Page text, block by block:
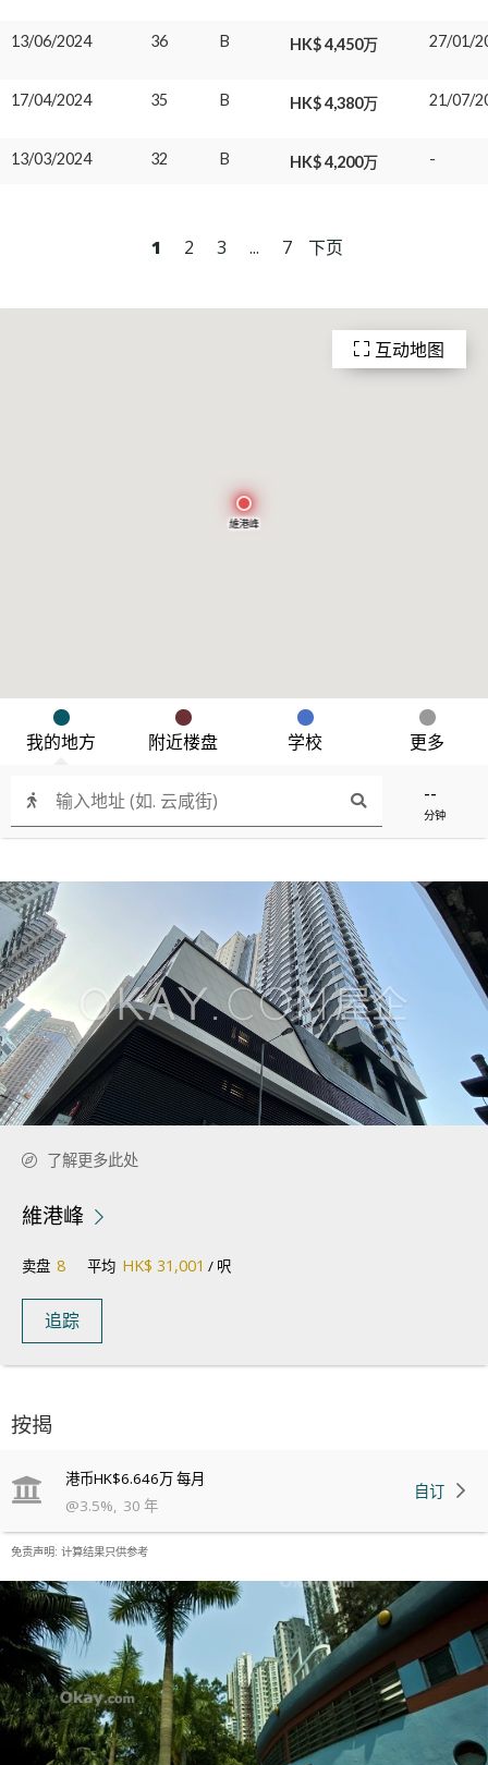
維港峰
--
分钟
我的地方 附近楼盘 学校 更多
互动地图
按揭
港币HK$6.646万每月
@3.5%, 30 年
自订
免责声明: 计算结果只供参考
了解更多此处
維港峰
卖盘 8 平均 HK$ 31,001 / 呎
追踪
13/06/2024 36 B HK$ 4,450万 27/01/
17/04/2024 35 B HK$ 4,380万 21/07/
13/03/2024 32 B HK$ 4,200万 -
1 2 3 ... 7 下页